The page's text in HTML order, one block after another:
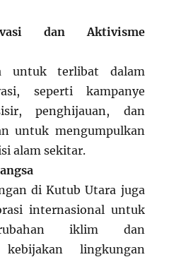
dan Aktivisme
untuk terlibat dalam
seperti kampanye
penghijauan, dan
untuk mengumpulkan
alam sekitar.
di Kutub Utara juga
internasional untuk
iklim dan
kebijakan lingkungan